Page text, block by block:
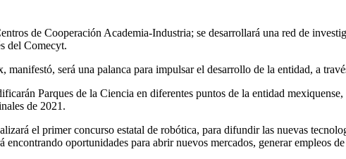
de Cooperación Academia-Industria; se desarrollará una red de
del Comecyt.
manifestó, será una palanca para impulsar el desarrollo de la entidad, a
Parques de la Ciencia en diferentes puntos de la entidad
de 2021.
el primer concurso estatal de robótica, para difundir las nuevas
oportunidades para abrir nuevos mercados, generar empleos